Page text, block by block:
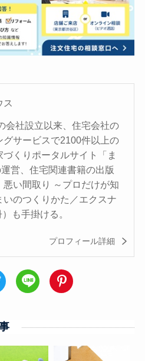
ス
会社設立以来、住宅会社の
グサービスで2100件以上の
づくりポータルサイト「ま
営、住宅関連書籍の出版
悪い間取り ～プロだけが知
いのつくりかた／エクスナ
も手掛ける。
プロフィール詳細